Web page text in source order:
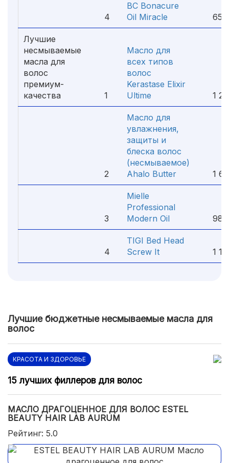
4
BC Bonacure
Oil Miracle
650
Лучшие
несмываемые
масла для
волос
премиум-
качества
1
Масло для
всех типов
волос
Kerastase Elixir
Ultime
1
2
Масло для
увлажнения,
защиты и
блеска волос
(несмываемое)
Ahalo Butter
1
3
Mielle
Professional
Modern Oil
981
4
TIGI Bed Head
Screw It
1
Лучшие бюджетные несмываемые масла для
волос
КРАСОТА И ЗДОРОВЬЕ
15 лучших филлеров для волос
МАСЛО ДРАГОЦЕННОЕ ДЛЯ ВОЛОС ESTEL
BEAUTY HAIR LAB AURUM
Рейтинг: 5.0